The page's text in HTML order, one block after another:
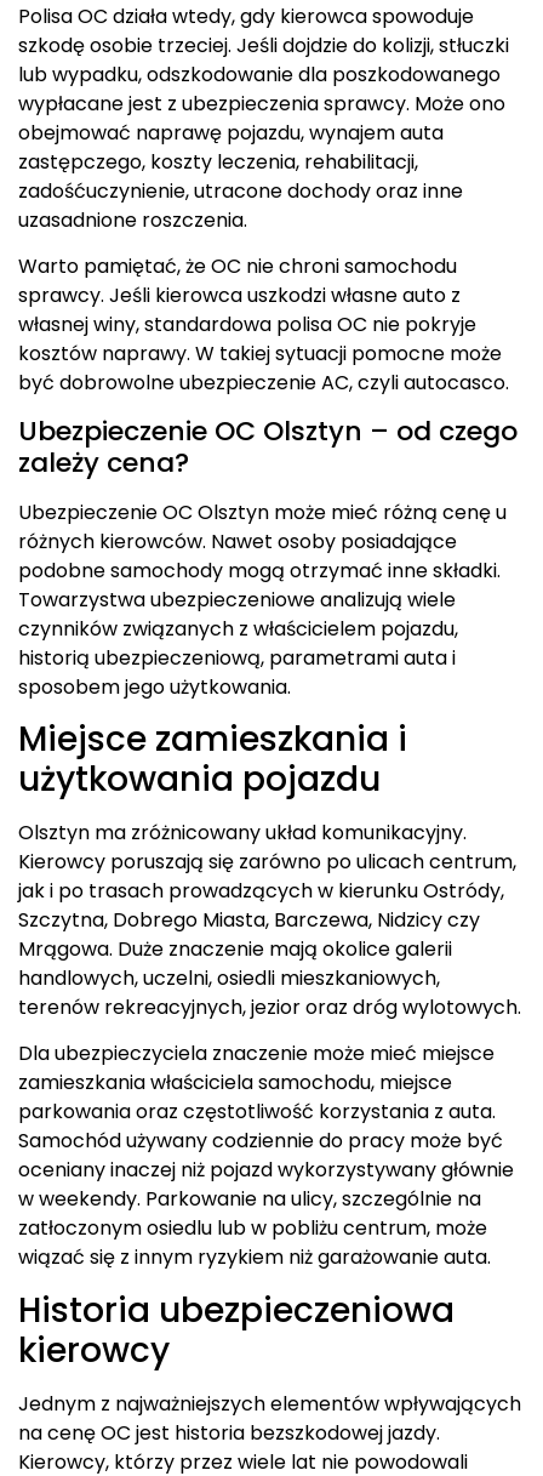
Polisa OC działa wtedy, gdy kierowca spowoduje
szkodę osobie trzeciej. Jeśli dojdzie do kolizji, stłuczki
lub wypadku, odszkodowanie dla poszkodowanego
wypłacane jest z ubezpieczenia sprawcy. Może ono
obejmować naprawę pojazdu, wynajem auta
zastępczego, koszty leczenia, rehabilitacji,
zadośćuczynienie, utracone dochody oraz inne
uzasadnione roszczenia.
Warto pamiętać, że OC nie chroni samochodu
sprawcy. Jeśli kierowca uszkodzi własne auto z
własnej winy, standardowa polisa OC nie pokryje
kosztów naprawy. W takiej sytuacji pomocne może
być dobrowolne ubezpieczenie AC, czyli autocasco.
Ubezpieczenie OC Olsztyn – od czego
zależy cena?
Ubezpieczenie OC Olsztyn może mieć różną cenę u
różnych kierowców. Nawet osoby posiadające
podobne samochody mogą otrzymać inne składki.
Towarzystwa ubezpieczeniowe analizują wiele
czynników związanych z właścicielem pojazdu,
historią ubezpieczeniową, parametrami auta i
sposobem jego użytkowania.
Miejsce zamieszkania i
użytkowania pojazdu
Olsztyn ma zróżnicowany układ komunikacyjny.
Kierowcy poruszają się zarówno po ulicach centrum,
jak i po trasach prowadzących w kierunku Ostródy,
Szczytna, Dobrego Miasta, Barczewa, Nidzicy czy
Mrągowa. Duże znaczenie mają okolice galerii
handlowych, uczelni, osiedli mieszkaniowych,
terenów rekreacyjnych, jezior oraz dróg wylotowych.
Dla ubezpieczyciela znaczenie może mieć miejsce
zamieszkania właściciela samochodu, miejsce
parkowania oraz częstotliwość korzystania z auta.
Samochód używany codziennie do pracy może być
oceniany inaczej niż pojazd wykorzystywany głównie
w weekendy. Parkowanie na ulicy, szczególnie na
zatłoczonym osiedlu lub w pobliżu centrum, może
wiązać się z innym ryzykiem niż garażowanie auta.
Historia ubezpieczeniowa
kierowcy
Jednym z najważniejszych elementów wpływających
na cenę OC jest historia bezszkodowej jazdy.
Kierowcy, którzy przez wiele lat nie powodowali